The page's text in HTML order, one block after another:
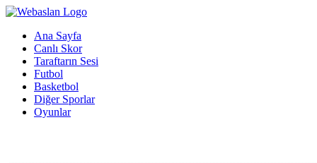
Ana Sayfa
Canlı Skor
Taraftarın Sesi
Futbol
Basketbol
Diğer Sporlar
Oyunlar